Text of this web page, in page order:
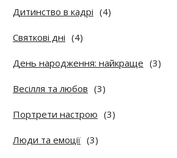
Дитинство в кадрі (4)
Святкові дні (4)
День народження: найкраще (3)
Весілля та любов (3)
Портрети настрою (3)
Люди та емоції (3)